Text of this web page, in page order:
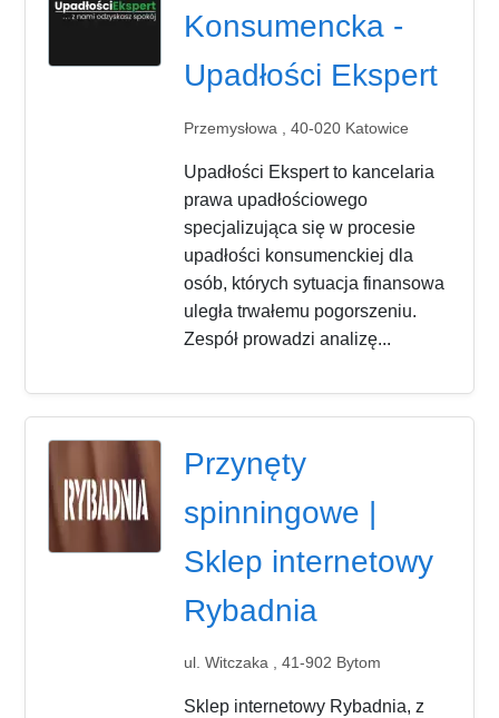
Konsumencka -
Upadłości Ekspert
Przemysłowa , 40-020 Katowice
Upadłości Ekspert to kancelaria
prawa upadłościowego
specjalizująca się w procesie
upadłości konsumenckiej dla
osób, których sytuacja finansowa
uległa trwałemu pogorszeniu.
Zespół prowadzi analizę...
Przynęty
spinningowe |
Sklep internetowy
Rybadnia
ul. Witczaka , 41-902 Bytom
Sklep internetowy Rybadnia, z